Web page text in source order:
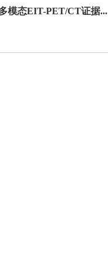
模态EIT-PET/CT证据...